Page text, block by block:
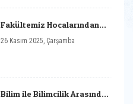
Fakültemiz Hocalarından
Erdoğan‘ın “Tehâfüt ve
Ödülü’ne Layık
26 Kasım 2025, Çarşamba
Bilim ile Bilimcilik Arasında